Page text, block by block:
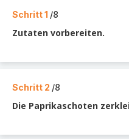
Schritt 1 /8
Zutaten vorbereiten.
Schritt 2 /8
Die Paprikaschoten